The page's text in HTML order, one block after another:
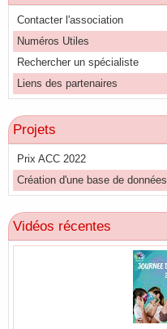
Contacter l'association
Numéros Utiles
Rechercher un spécialiste
Liens des partenaires
Projets
Prix ACC 2022
Création d'une base de données
Vidéos récentes